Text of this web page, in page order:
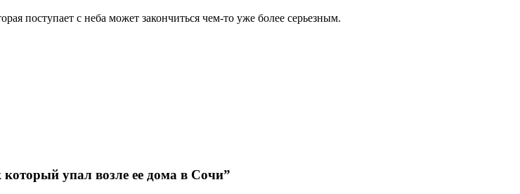
поступает с неба может закончиться чем-то уже более серьезным.
упал возле ее дома в Сочи”